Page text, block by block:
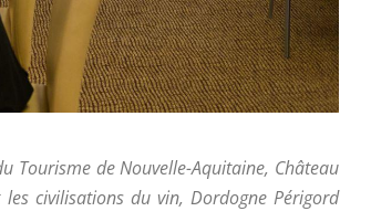
Tourisme de Nouvelle-Aquitaine, Château
civilisations du vin, Dordogne Périgord